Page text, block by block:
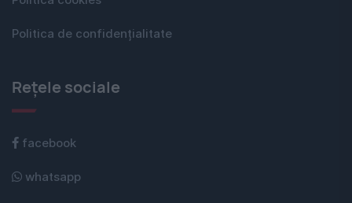
Politica de confidențialitate
Rețele sociale
facebook
whatsapp